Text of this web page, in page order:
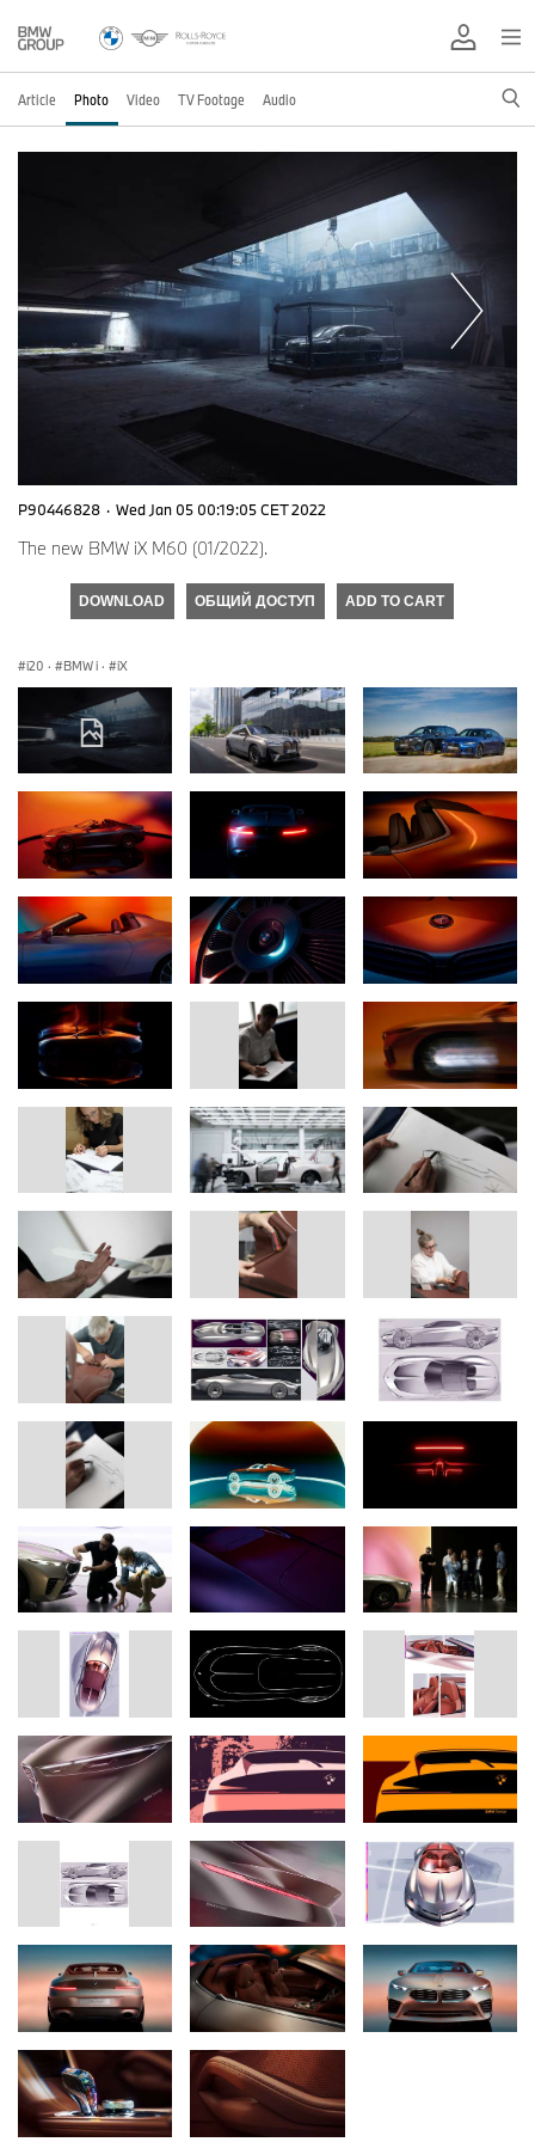
Article Photo Video TV Footage Audio
P90446828 · Wed Jan 05 00:19:05 CET 2022
The new BMW iX M60 (01/2022).
DOWNLOAD ОБЩИЙ ДОСТУП ADD TO CART
i20 · BMW i · iX